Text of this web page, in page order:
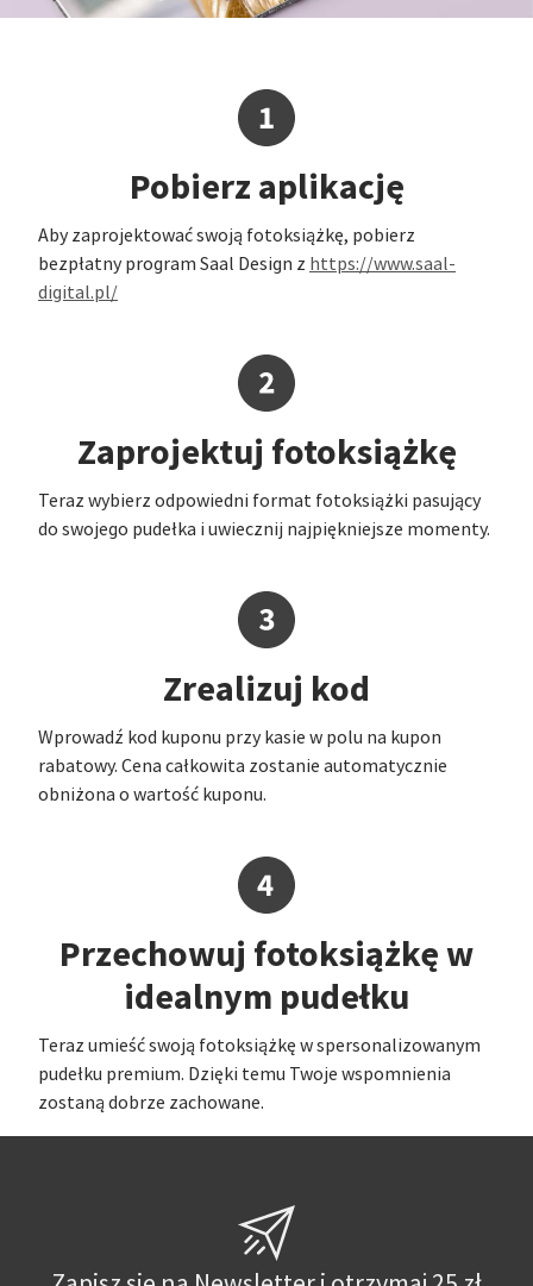
Pobierz aplikację
Aby zaprojektować swoją fotoksiążkę, pobierz
bezpłatny program Saal Design z https://www.saal-
digital.pl/
Zaprojektuj fotoksiążkę
Teraz wybierz odpowiedni format fotoksiążki pasujący
do swojego pudełka i uwiecznij najpiękniejsze momenty.
Zrealizuj kod
Wprowadź kod kuponu przy kasie w polu na kupon
rabatowy. Cena całkowita zostanie automatycznie
obniżona o wartość kuponu.
Przechowuj fotoksiążkę w
idealnym pudełku
Teraz umieść swoją fotoksiążkę w spersonalizowanym
pudełku premium. Dzięki temu Twoje wspomnienia
zostaną dobrze zachowane.